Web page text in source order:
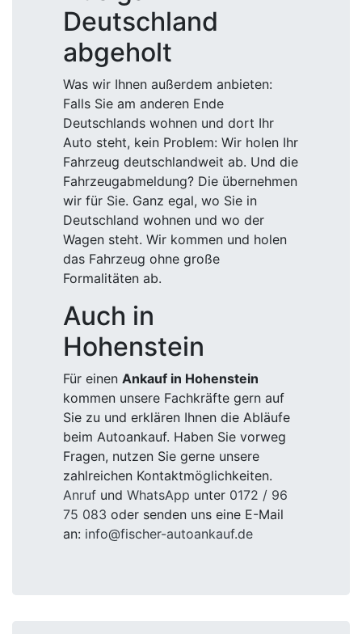
Deutschland
abgeholt
Was wir Ihnen außerdem anbieten:
Falls Sie am anderen Ende
Deutschlands wohnen und dort Ihr
Auto steht, kein Problem: Wir holen Ihr
Fahrzeug deutschlandweit ab. Und die
Fahrzeugabmeldung? Die übernehmen
wir für Sie. Ganz egal, wo Sie in
Deutschland wohnen und wo der
Wagen steht. Wir kommen und holen
das Fahrzeug ohne große
Formalitäten ab.
Auch in
Hohenstein
Für einen Ankauf in Hohenstein
kommen unsere Fachkräfte gern auf
Sie zu und erklären Ihnen die Abläufe
beim Autoankauf. Haben Sie vorweg
Fragen, nutzen Sie gerne unsere
zahlreichen Kontaktmöglichkeiten.
Anruf und WhatsApp unter 0172 / 96
75 083 oder senden uns eine E-Mail
an: info@fischer-autoankauf.de